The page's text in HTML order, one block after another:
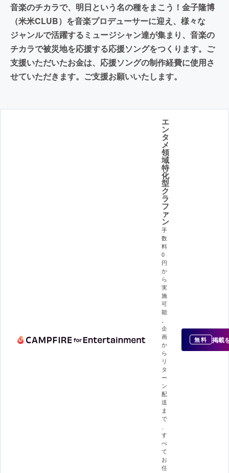
音楽のチカラで、明日という名の種をまこう！金子隆博
（米米CLUB）を音楽プロデューサーに迎え、様々な
ジャンルで活躍するミュージシャン達が集まり、音楽の
チカラで被災地を応援する応援ソングをつくります。ご
支援いただいたお金は、応援ソングの制作経費に使用さ
せていただきます。ご支援お願いいたします。
エ
ン
タ
メ
領
域
特
化
型
ク
ラ
フ
ァ
ン
手
数
料
0
円
か
ら
実
施
可
能
企
画
か
ら
リ
タ
ー
ン
配
送
ま
で
す
べ
て
お
任
無料 掲載